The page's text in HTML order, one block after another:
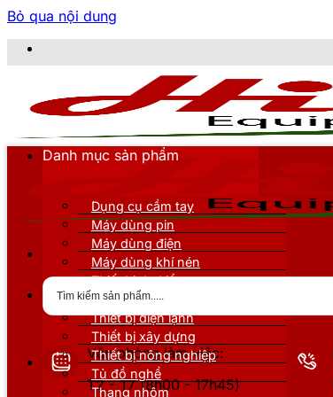
Bỏ qua nội dung
Văn phòng làm việc:
T2 - T7 (8h00 - 17h45)
Danh mục sản phẩm
Dụng cụ cầm tay
Máy dùng pin
Máy dùng điện
Máy dùng khí nén
Thiết bị đo kiểm
Thiết bị nâng đỡ
Thiết bị điện lạnh
Thiết bị xây dựng
Thiết bị nông nghiệp
Tủ đồ nghề
Thang nhôm